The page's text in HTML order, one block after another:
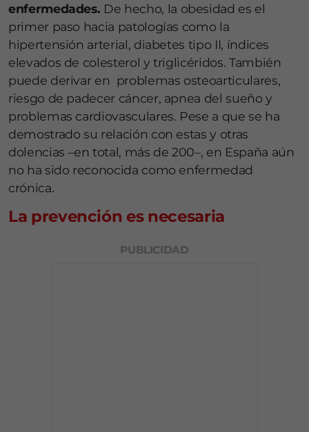
enfermedades. De hecho, la obesidad es el
primer paso hacia patologías como la
hipertensión arterial, diabetes tipo II, índices
elevados de colesterol y triglicéridos. También
puede derivar en problemas osteoarticulares,
riesgo de padecer cáncer, apnea del sueño y
problemas cardiovasculares. Pese a que se ha
demostrado su relación con estas y otras
dolencias –en total, más de 200–, en España aún
no ha sido reconocida como enfermedad
crónica.
La prevención es necesaria
PUBLICIDAD